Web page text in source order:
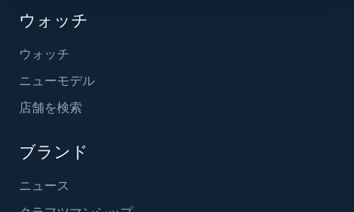
ウォッチ
ウォッチ
ニューモデル
店舗を検索
ブランド
ニュース